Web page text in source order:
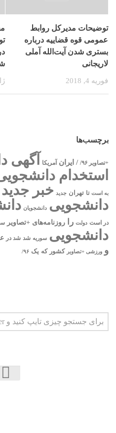
توضیحات مدیرکل روابط
عمومی قوه قضاییه درباره
بستری شدن آیت‌الله آملی
لاریجانی
فوریه 4, 2018
برچسب‌ها
+تصاویر ۹۶/ / ایران آمریکا آگهی
استخدام
به است تا تهران جدید خبر جدید
دانشجویی دانشجویان
در ﺍﺳﺖ دولت را روزنامه‌های +تصاویر
دانشجویی سوریه شد شد در
و ورزشی +تصاویر کشور که یک ۹۶/